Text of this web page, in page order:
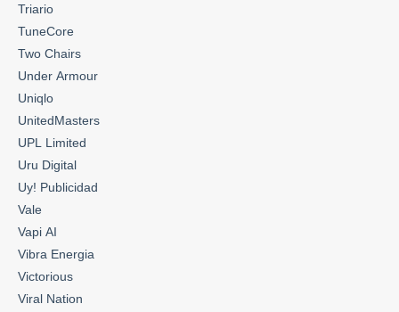
Triario
TuneCore
Two Chairs
Under Armour
Uniqlo
UnitedMasters
UPL Limited
Uru Digital
Uy! Publicidad
Vale
Vapi AI
Vibra Energia
Victorious
Viral Nation